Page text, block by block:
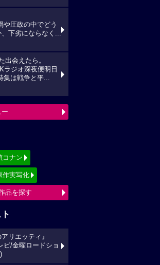
や圧政の中でどう
下劣にならなく...
出会えたら。
ラジオ深夜便明日
集は戦争と平...
コナン
作実写化
品を探す
リエッティ』
ビ/金曜ロードショ